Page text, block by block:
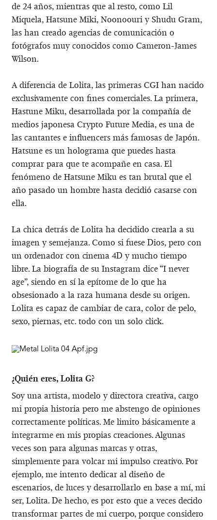
de 24 años, mientras que al resto, como Lil
Miquela, Hatsune Miki, Noonoouri y Shudu Gram,
las han creado agencias de comunicación o
fotógrafos muy conocidos como Cameron-James
Wilson.
A diferencia de Lolita, las primeras CGI han nacido
exclusivamente con fines comerciales. La primera,
Hastune Miku, desarrollada por la compañía de
medios japonesa Crypto Future Media, es una de
las cantantes e influencers más famosas de Japón.
Hatsune es un holograma que puedes hasta
comprar para que te acompañe en casa. El
fenómeno de Hatsune Miku es tan brutal que el
año pasado un hombre hasta decidió casarse con
ella.
La chica detrás de Lolita ha decidido crearla a su
imagen y semejanza. Como si fuese Dios, pero con
un ordenador con cinema 4D y mucho tiempo
libre. La biografía de su Instagram dice “I never
age”, siendo en sí la epítome de lo que ha
obsesionado a la raza humana desde su origen.
Lolita es capaz de cambiar de cara, color de pelo,
sexo, piernas, etc. todo con un solo click.
¿Quién eres, Lolita G?
Soy una artista, modelo y directora creativa, cargo
mi propia historia pero me abstengo de opiniones
correctamente políticas. Me limito básicamente a
integrarme en mis propias creaciones. Algunas
veces son para algunas marcas y otras,
simplemente para volcar mi impulso creativo. Por
ejemplo, me intento dedicar al diseño de
escenarios, de luces y desarrollarlo en base a mí, mi
ser, Lolita. De hecho, es por esto que a veces decido
transformar partes de mi cuerpo, porque considero